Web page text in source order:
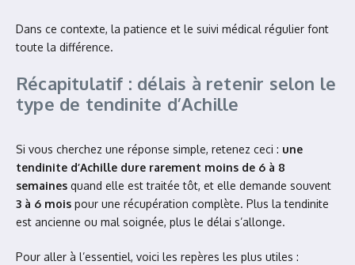
Dans ce contexte, la patience et le suivi médical régulier font
toute la différence.
Récapitulatif : délais à retenir selon le
type de tendinite d’Achille
Si vous cherchez une réponse simple, retenez ceci : une
tendinite d’Achille dure rarement moins de 6 à 8
semaines quand elle est traitée tôt, et elle demande souvent
3 à 6 mois pour une récupération complète. Plus la tendinite
est ancienne ou mal soignée, plus le délai s’allonge.
Pour aller à l’essentiel, voici les repères les plus utiles :